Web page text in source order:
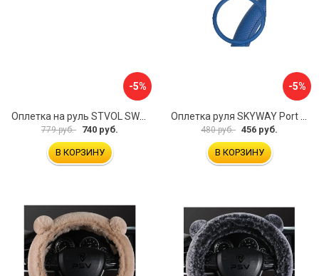
-5%
779 руб. 740 руб.
В КОРЗИНУ
-5%
480 руб. 456 руб.
В КОРЗИНУ